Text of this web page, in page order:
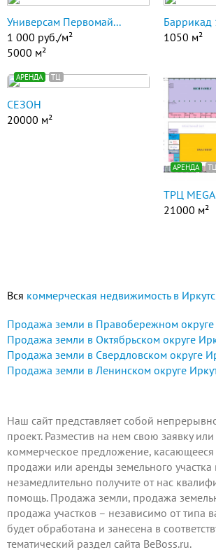
Универсам Первомай...
1 000 руб./м²
5000 м²
1050 м²
АРЕНДА ТЦ
СЕЗОН
20000 м²
АРЕНДА ТЦ
ТРЦ
21000 м²
Вся коммерческая недвижимость в
Продажа земли в Правобережном округе
Продажа земли в Октябрьском округе
Продажа земли в Свердловском округе
Продажа земли в Ленинском округе
Наш сайт представляет собой
проект. Разместив на нем свою заявку
коммерческое предложение, касающееся
продажи или аренды земельного участка
незамедлительно получите от нас
помощь. Продажа земли, продажа
продажа участков – независимо от типа
будет обработана и занесена в
тематический раздел сайта BeBoss.ru.